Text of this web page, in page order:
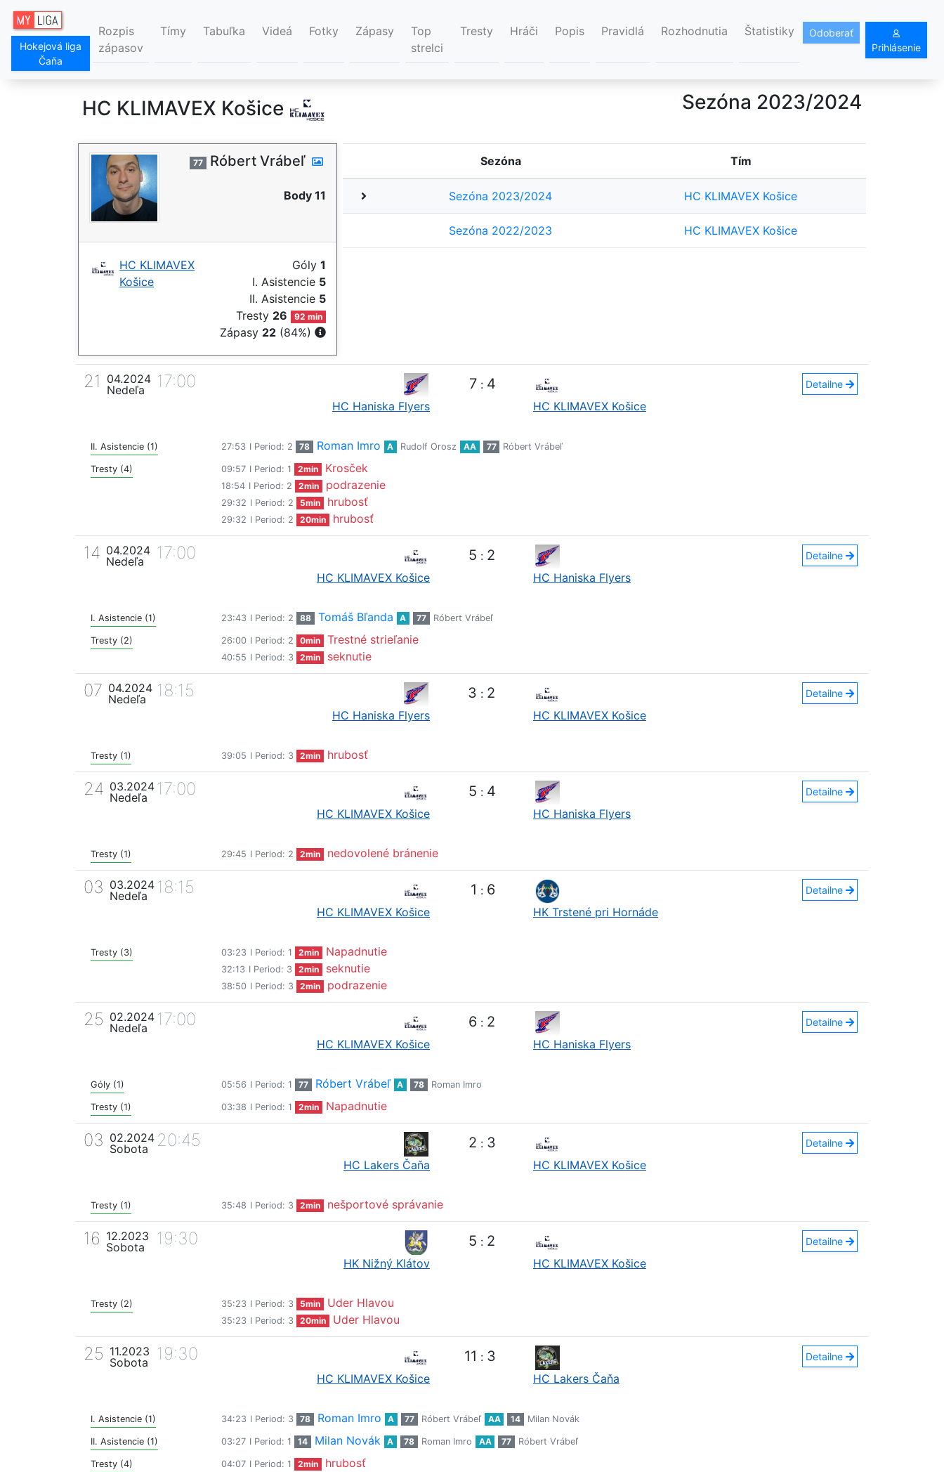
Hokejová liga
Čaňa
Rozpis
zápasov
Tímy Tabuľka Videá Fotky Zápasy
Top
strelci
Tresty Hráči Popis Pravidlá Rozhodnutia Štatistiky
Odoberať
Prihlásenie
HC KLIMAVEX Košice Sezóna 2023/2024
77 Róbert Vrábeľ
Body 11
HC KLIMAVEX
Košice
Góly 1
I. Asistencie 5
II. Asistencie 5
Tresty 26 92 min
Zápasy 22 (84%)
Sezóna Tím
Sezóna 2023/2024 HC KLIMAVEX Košice
Sezóna 2022/2023 HC KLIMAVEX Košice
21
04.2024
Nedeľa
17:00
HC Haniska Flyers
7 : 4
HC KLIMAVEX Košice
Detailne
II. Asistencie (1) 27:53 I Period: 2 78 Roman Imro A Rudolf Orosz AA 77 Róbert Vrábeľ
Tresty (4) 09:57 I Period: 1 2min Krosček
18:54 I Period: 2 2min podrazenie
29:32 I Period: 2 5min hrubosť
29:32 I Period: 2 20min hrubosť
14 04.2024
Nedeľa
17:00
HC KLIMAVEX Košice
5 : 2
HC Haniska Flyers
Detailne
I. Asistencie (1) 23:43 I Period: 2 88 Tomáš Bľanda A 77 Róbert Vrábeľ
Tresty (2) 26:00 I Period: 2 0min Trestné strieľanie
40:55 I Period: 3 2min seknutie
07 04.2024
Nedeľa
18:15
HC Haniska Flyers
3 : 2
HC KLIMAVEX Košice
Detailne
Tresty (1) 39:05 I Period: 3 2min hrubosť
24 03.2024
Nedeľa
17:00
HC KLIMAVEX Košice
5 : 4
HC Haniska Flyers
Detailne
Tresty (1) 29:45 I Period: 2 2min nedovolené bránenie
03 03.2024
Nedeľa
18:15
HC KLIMAVEX Košice
1 : 6
HK Trstené pri Hornáde
Detailne
Tresty (3) 03:23 I Period: 1 2min Napadnutie
32:13 I Period: 3 2min seknutie
38:50 I Period: 3 2min podrazenie
25 02.2024
Nedeľa
17:00
HC KLIMAVEX Košice
6 : 2
HC Haniska Flyers
Detailne
Góly (1) 05:56 I Period: 1 77 Róbert Vrábeľ A 78 Roman Imro
Tresty (1) 03:38 I Period: 1 2min Napadnutie
03 02.2024
Sobota
20:45
HC Lakers Čaňa
2 : 3
HC KLIMAVEX Košice
Detailne
Tresty (1) 35:48 I Period: 3 2min nešportové správanie
16 12.2023
Sobota
19:30
HK Nižný Klátov
5 : 2
HC KLIMAVEX Košice
Detailne
Tresty (2) 35:23 I Period: 3 5min Uder Hlavou
35:23 I Period: 3 20min Uder Hlavou
25 11.2023
Sobota
19:30
HC KLIMAVEX Košice
11 : 3
HC Lakers Čaňa
Detailne
I. Asistencie (1) 34:23 I Period: 3 78 Roman Imro A 77 Róbert Vrábeľ AA 14 Milan Novák
II. Asistencie (1) 03:27 I Period: 1 14 Milan Novák A 78 Roman Imro AA 77 Róbert Vrábeľ
Tresty (4) 04:07 I Period: 1 2min hrubosť